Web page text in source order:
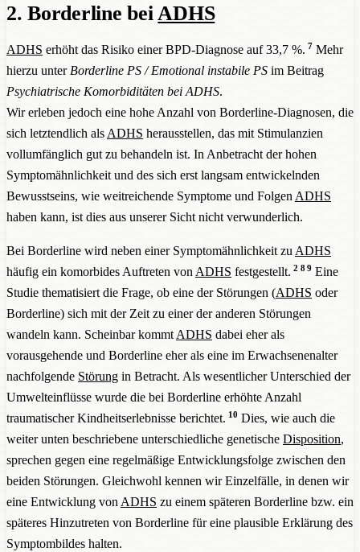
2. Borderline beiADHS
ADHS erhöht das Risiko einer BPD-Diagnose auf 33,7 %. 7 Mehr
hierzu unter Borderline PS / Emotional instabile PS im Beitrag
Psychiatrische Komorbiditäten bei ADHS.
Wir erleben jedoch eine hohe Anzahl von Borderline-Diagnosen, die
sich letztendlich als ADHS herausstellen, das mit Stimulanzien
vollumfänglich gut zu behandeln ist. In Anbetracht der hohen
Symptomähnlichkeit und des sich erst langsam entwickelnden
Bewusstseins, wie weitreichende Symptome und Folgen ADHS
haben kann, ist dies aus unserer Sicht nicht verwunderlich.
Bei Borderline wird neben einer Symptomähnlichkeit zu ADHS
häufig ein komorbides Auftreten von ADHS festgestellt. 2 8 9 Eine
Studie thematisiert die Frage, ob eine der Störungen (ADHS oder
Borderline) sich mit der Zeit zu einer der anderen Störungen
wandeln kann. Scheinbar kommt ADHS dabei eher als
vorausgehende und Borderline eher als eine im Erwachsenenalter
nachfolgende Störung in Betracht. Als wesentlicher Unterschied der
Umwelteinflüsse wurde die bei Borderline erhöhte Anzahl
traumatischer Kindheitserlebnisse berichtet. 10 Dies, wie auch die
weiter unten beschriebene unterschiedliche genetische Disposition,
sprechen gegen eine regelmäßige Entwicklungsfolge zwischen den
beiden Störungen. Gleichwohl kennen wir Einzelfälle, in denen wir
eine Entwicklung von ADHS zu einem späteren Borderline bzw. ein
späteres Hinzutreten von Borderline für eine plausible Erklärung des
Symptombildes halten.